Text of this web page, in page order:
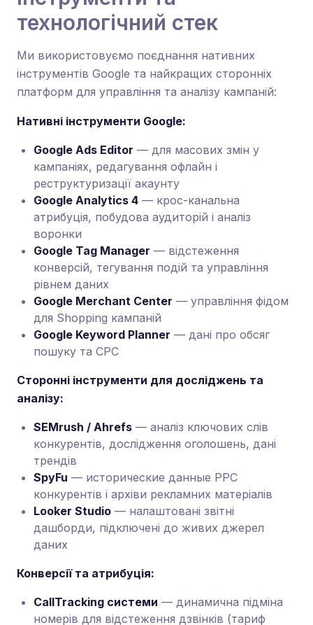
технологічний стек
Ми використовуємо поєднання нативних
інструментів Google та найкращих сторонніх
платформ для управління та аналізу кампаній:
Нативні інструменти Google:
Google Ads Editor — для масових змін у
кампаніях, редагування офлайн і
реструктуризації акаунту
Google Analytics 4 — крос-канальна
атрибуція, побудова аудиторій і аналіз
воронки
Google Tag Manager — відстеження
конверсій, тегування подій та управління
рівнем даних
Google Merchant Center — управління фідом
для Shopping кампаній
Google Keyword Planner — дані про обсяг
пошуку та CPC
Сторонні інструменти для досліджень та
аналізу:
SEMrush / Ahrefs — аналіз ключових слів
конкурентів, дослідження оголошень, дані
трендів
SpyFu — исторические данные PPC
конкурентів і архіви рекламних матеріалів
Looker Studio — налаштовані звітні
дашборди, підключені до живих джерел
даних
Конверсії та атрибуція:
CallTracking системи — динамична підміна
номерів для відстеження дзвінків (тариф